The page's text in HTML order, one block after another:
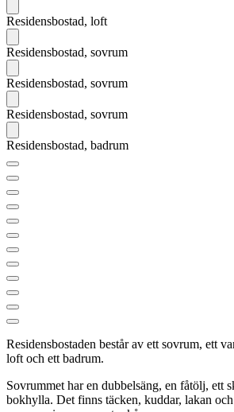
Residensbostad, loft
Residensbostad, sovrum
Residensbostad, sovrum
Residensbostad, sovrum
Residensbostad, badrum
Nästa
Residensbostaden består av ett sovrum, ett
loft och ett badrum.
Sovrummet har en dubbelsäng, en fåtölj, ett
bokhylla. Det finns täcken, kuddar, lakan